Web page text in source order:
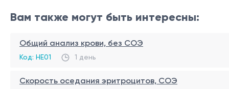
Большеберцовая кость
Нижняя часть
Менисков
подвижности сустава.
Вам также могут быть интересны:
Общий анализ крови, без СОЭ
Код: HE01 1 день
Скорость оседания эритроцитов, СОЭ